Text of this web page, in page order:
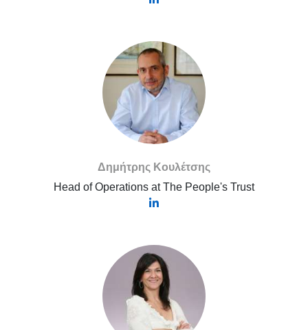
Δημήτρης Κουλέτσης
Head of Operations at The People's Trust